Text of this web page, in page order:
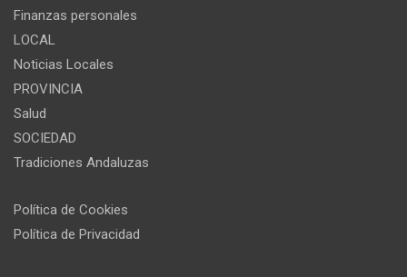
Finanzas personales
LOCAL
Noticias Locales
PROVINCIA
Salud
SOCIEDAD
Tradiciones Andaluzas
Política de Cookies
Política de Privacidad